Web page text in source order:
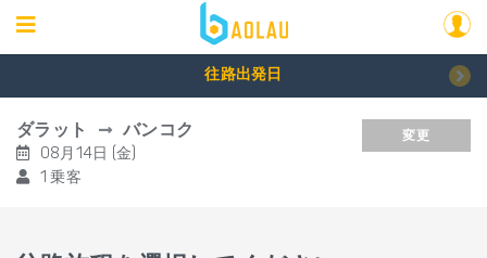
往路出発日
ダラット バンコク
08月14日 (金)
1 乗客
変更